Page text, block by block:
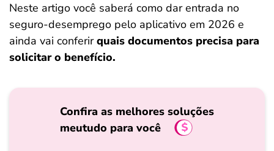
Neste artigo você saberá como dar entrada no
seguro-desemprego pelo aplicativo em 2026 e
ainda vai conferirquais documentos precisa para
solicitar o benefício.
Confira as melhores soluções
meutudo para você